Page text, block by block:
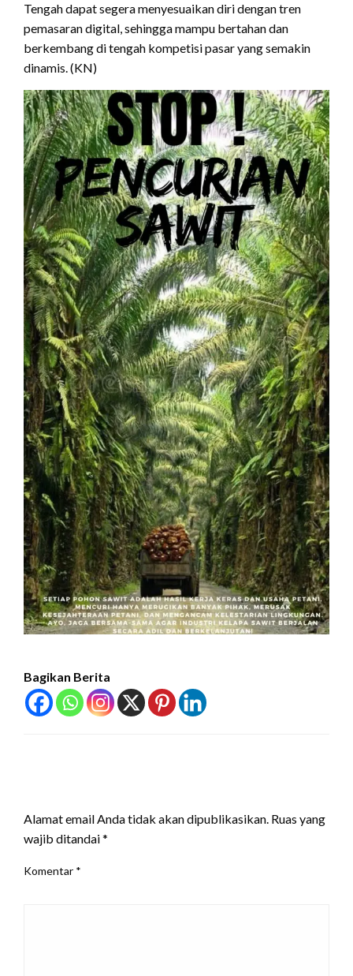
Tengah dapat segera menyesuaikan diri dengan tren
pemasaran digital, sehingga mampu bertahan dan
berkembang di tengah kompetisi pasar yang semakin
dinamis. (KN)
Bagikan Berita
Alamat email Anda tidak akan dipublikasikan. Ruas yang
wajib ditandai*
Komentar *